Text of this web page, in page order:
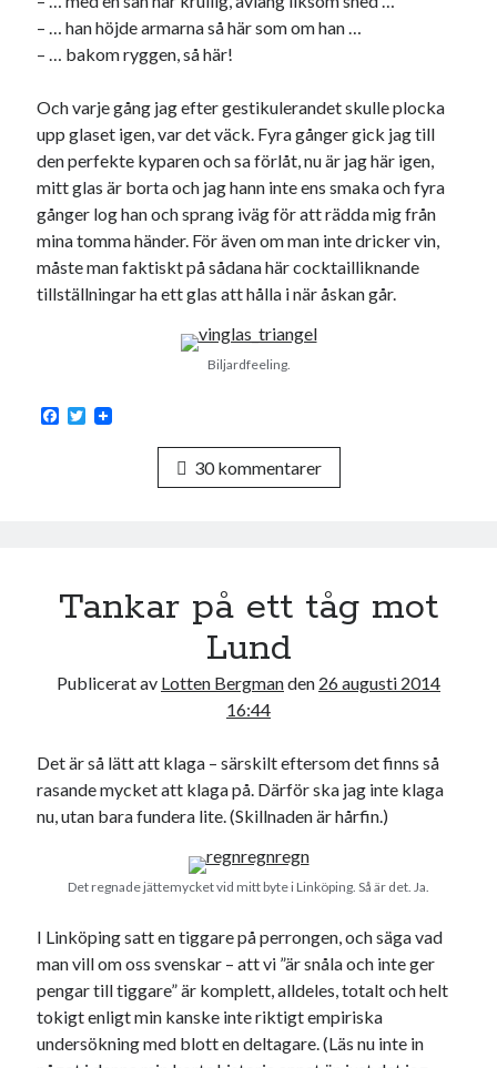
– … han höjde armarna så här som om han …
– … bakom ryggen, så här!
Och varje gång jag efter gestikulerandet skulle plocka
upp glaset igen, var det väck. Fyra gånger gick jag till
den perfekte kyparen och sa förlåt, nu är jag här igen,
mitt glas är borta och jag hann inte ens smaka och fyra
gånger log han och sprang iväg för att rädda mig från
mina tomma händer. För även om man inte dricker vin,
måste man faktiskt på sådana här cocktailliknande
tillställningar ha ett glas att hålla i när åskan går.
Biljardfeeling.
F
T
30 kommentarer
Tankar på ett tåg mot
Lund
Publicerat av Lotten Bergmanden 26 augusti 2014
16:44
Det är så lätt att klaga – särskilt eftersom det finns så
rasande mycket att klaga på. Därför ska jag inte klaga
nu, utan bara fundera lite. (Skillnaden är hårfin.)
Det regnade jättemycket vid mitt byte i Linköping. Så är det. Ja.
I Linköping satt en tiggare på perrongen, och säga vad
man vill om oss svenskar – att vi ”är snåla och inte ger
pengar till tiggare” är komplett, alldeles, totalt och helt
tokigt enligt min kanske inte riktigt empiriska
undersökning med blott en deltagare. (Läs nu inte in